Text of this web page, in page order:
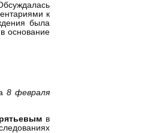
к
была
основание
8 февраля
в